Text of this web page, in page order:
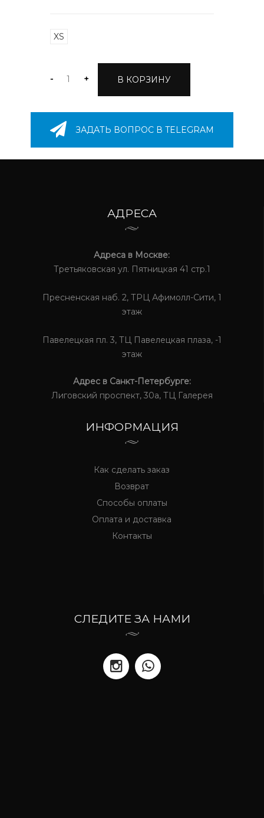
XS
- + В КОРЗИНУ
ЗАДАТЬ ВОПРОС В TELEGRAM
АДРЕСА
Адреса в Москве:
Третьяковская ул. Пятницкая 41 стр.1
Пресненская наб. 2, ТРЦ Афимолл-Сити, 1
этаж
Павелецкая пл. 3, ТЦ Павелецкая плаза, -1
этаж
Адрес в Санкт-Петербурге:
Лиговский проспект, 30а, ТЦ Галерея
ИНФОРМАЦИЯ
Как сделать заказ
Возврат
Способы оплаты
Оплата и доставка
Контакты
СЛЕДИТЕ ЗА НАМИ